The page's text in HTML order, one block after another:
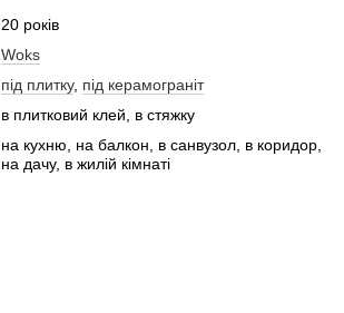
20 років
Woks
під плитку, під керамограніт
в плитковий клей, в стяжку
на кухню, на балкон, в санвузол, в коридор,
на дачу, в жилій кімнаті